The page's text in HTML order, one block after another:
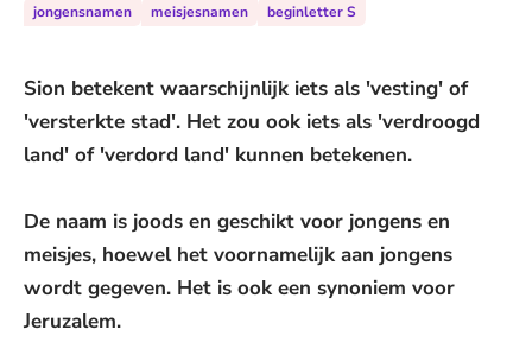
jongensnamen meisjesnamen beginletter S
Sion betekent waarschijnlijk iets als 'vesting' of
'versterkte stad'. Het zou ook iets als 'verdroogd
land' of 'verdord land' kunnen betekenen.
De naam is joods en geschikt voor jongens en
meisjes, hoewel het voornamelijk aan jongens
wordt gegeven. Het is ook een synoniem voor
Jeruzalem.